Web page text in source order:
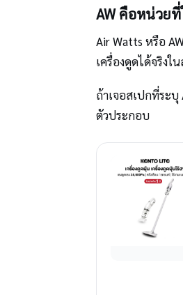
AW คือหน่วยที่
Air Watts หรือ
เครื่องดูดได้จริง
ถ้าเจอสเปกที่ระ
ตัวประกอบ